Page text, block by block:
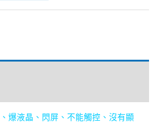
爆液晶、閃屏、不能觸控、沒有顯